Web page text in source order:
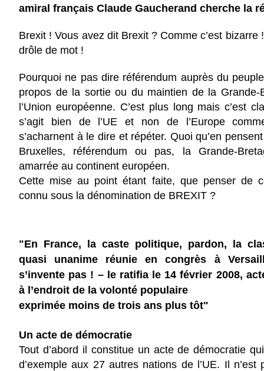
amiral français Claude Gaucherand cherche la
Brexit ! Vous avez dit Brexit ? Comme c’est
drôle de mot !
Pourquoi ne pas dire référendum auprès du
propos de la sortie ou du maintien de la Grande-
l’Union européenne. C’est plus long mais c’est
s’agit bien de l’UE et non de l’Europe
s’acharnent à le dire et répéter. Quoi qu’en
Bruxelles, référendum ou pas, la Grande-
amarrée au continent européen.
Cette mise au point étant faite, que penser de
connu sous la dénomination de BREXIT ?
"En France, la caste politique, pardon, la
quasi unanime réunie en congrès à
s’invente pas ! – le ratifia le 14 février 2008,
à l’endroit de la volonté populaire
exprimée moins de trois ans plus tôt"
Un acte de démocratie
Tout d’abord il constitue un acte de démocratie
d’exemple aux 27 autres nations de l’UE. Il n’est